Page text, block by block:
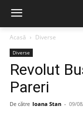
Acasă Diverse
Diverse
Revolut
Pareri
De către Ioana Stan - 09/